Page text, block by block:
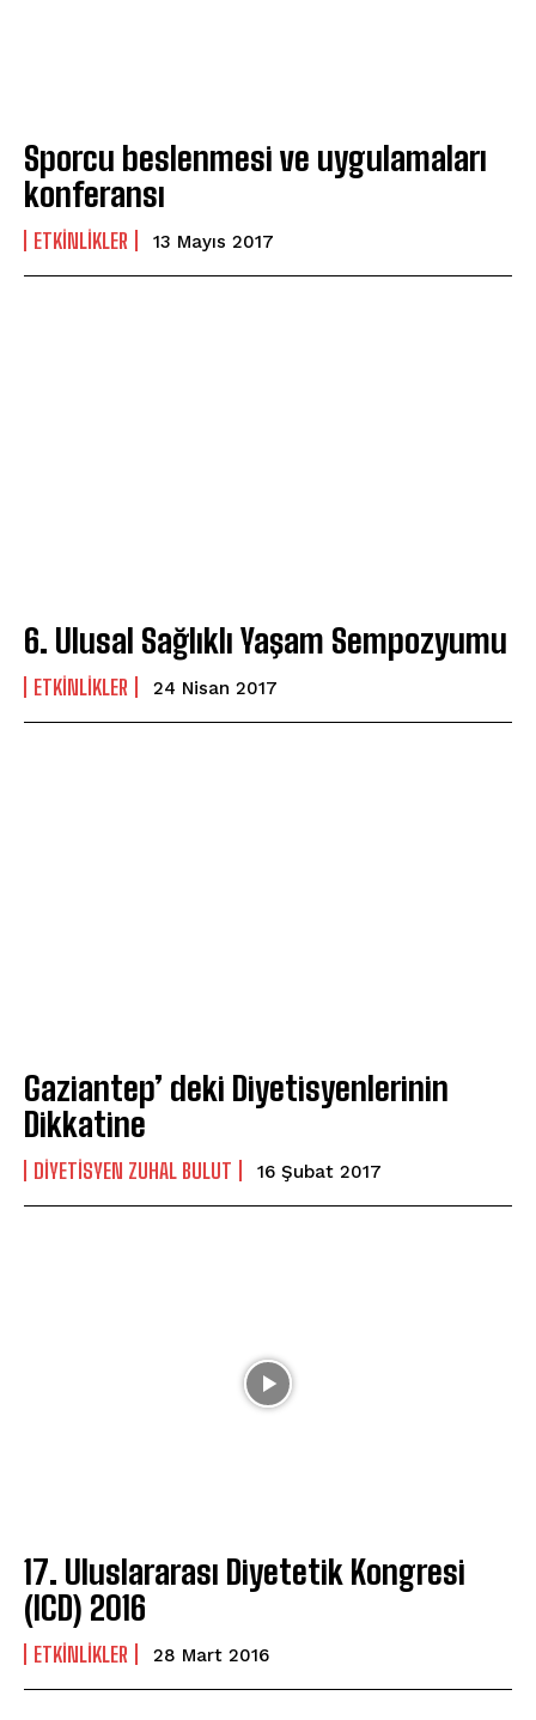
Sporcu beslenmesi ve uygulamaları
konferansı
ETKINLIKLER 13 Mayıs 2017
6. Ulusal Sağlıklı Yaşam Sempozyumu
ETKINLIKLER 24 Nisan 2017
Gaziantep’ deki Diyetisyenlerinin
Dikkatine
DIYETISYEN ZUHAL BULUT 16 Şubat 2017
17. Uluslararası Diyetetik Kongresi
(ICD) 2016
ETKINLIKLER 28 Mart 2016